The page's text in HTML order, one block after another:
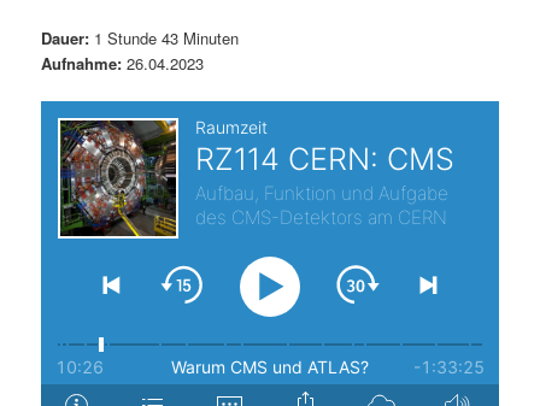
l
t
s
p
n
h
a
l
t
r
Dauer: 1 Stunde 43 Minuten
Aufnahme: 26.04.2023